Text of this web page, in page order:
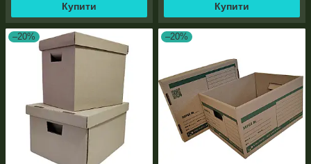
Купити Купити
–20% –20%